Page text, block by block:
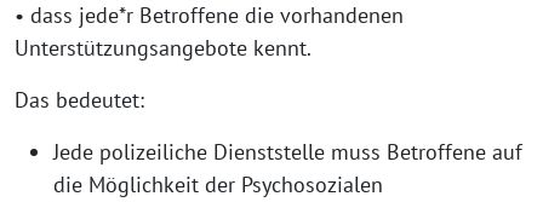
• dass jede*r Betroffene die vorhandenen
Unterstützungsangebote kennt.
Das bedeutet:
Jede polizeiliche Dienststelle muss Betroffene auf
die Möglichkeit der Psychosozialen